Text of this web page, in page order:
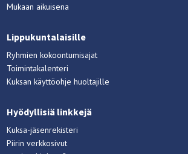
Mukaan aikuisena
Lippukuntalaisille
Ryhmien kokoontumisajat
Toimintakalenteri
Kuksan käyttöohje huoltajille
Hyödyllisiä linkkejä
Kuksa-jäsenrekisteri
Piirin verkkosivut